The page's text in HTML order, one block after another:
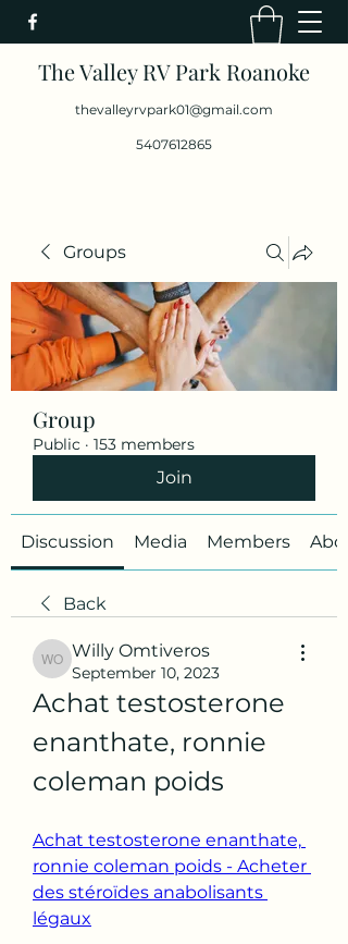
The Valley RV Park Roanoke
thevalleyrvpark01@gmail.com
5407612865
Groups
Group
Public · 153 members
Join
Discussion Media Members
Back
Willy Omtiveros
Willy Omtiveros
September 10, 2023
Achat testosterone
enanthate, ronnie
coleman poids
Achat testosterone enanthate,
ronnie coleman poids - Acheter
des stéroïdes anabolisants
légaux